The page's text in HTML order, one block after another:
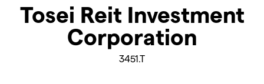
Tosei Reit Investment
Corporation
3451.T